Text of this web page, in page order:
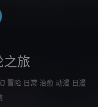
之旅
冒险 日常 治愈 动漫 日漫